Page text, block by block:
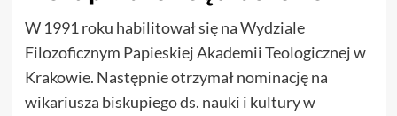
W 1991 roku habilitował się na Wydziale
Filozoficznym Papieskiej Akademii Teologicznej w
Krakowie. Następnie otrzymał nominację na
wikariusza biskupiego ds. nauki i kultury w